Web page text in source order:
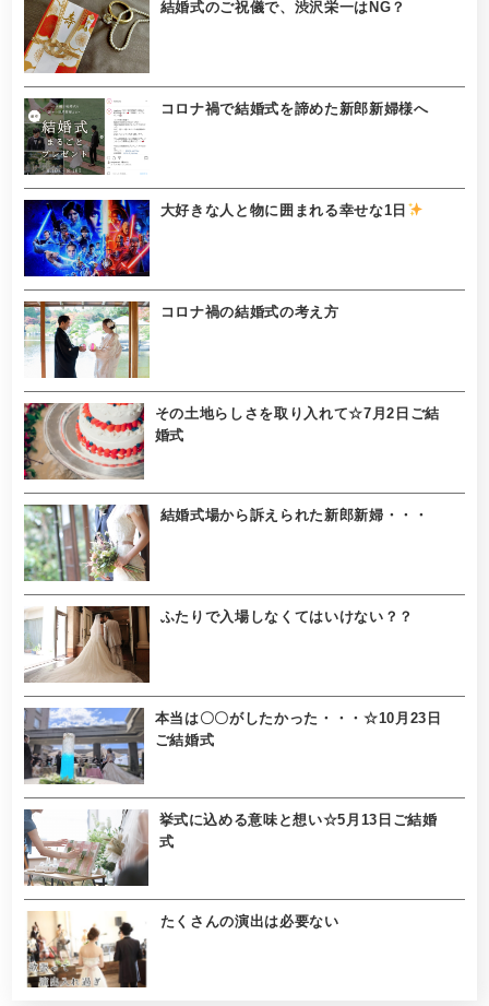
結婚式のご祝儀で、渋沢栄一はNG？
コロナ禍で結婚式を諦めた新郎新婦様へ
大好きな人と物に囲まれる幸せな1日
コロナ禍の結婚式の考え方
その土地らしさを取り入れて☆7月2日ご結
婚式
結婚式場から訴えられた新郎新婦・・・
ふたりで入場しなくてはいけない？？
本当は〇〇がしたかった・・・☆10月23日
ご結婚式
挙式に込める意味と想い☆5月13日ご結婚
式
たくさんの演出は必要ない